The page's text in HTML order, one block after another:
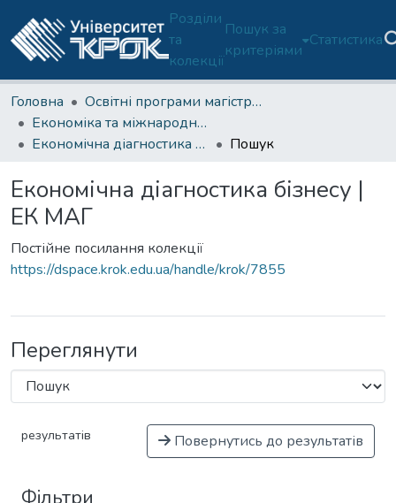
Розділи
та
колекції
Пошук за
критеріями
Статистика
Головна
Освітні програми магістратури
Економіка та міжнародні економічні відносини (ОП С1-М)
Економічна діагностика бізнесу | ЕК МАГ
Пошук
Економічна діагностика бізнесу |
ЕК МАГ
Постійне посилання колекції
https://dspace.krok.edu.ua/handle/krok/7855
Переглянути
результатів Повернутись до результатів
Фільтри